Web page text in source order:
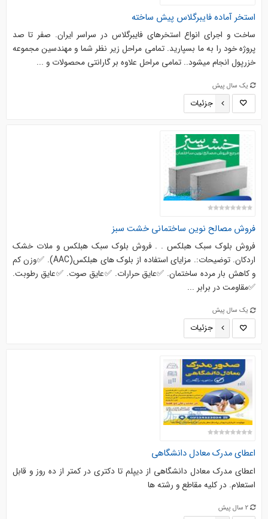
استخر آماده فایبرگلاس پیش ساخته
ساخت و اجرای انواع استخرهای فایبرگلاس در سراسر ایران. صفر تا صد
پروژه خود را به ما بسپارید. تمامی مراحل زیر نظر شما و مهندسین مجموعه
خزرپول انجام میشود.. تمامی مراحل علاوه بر گارانتی محصولات و ...
یک سال پیش
جزئیات
فروش مصالح نوین ساختمانی خشت سبز
فروش بلوک سبک هبلکس . . فروش بلوک سبک هبلکس و ملات خشک
اردکان. توضیحات:. مزایای استفاده از بلوک های هبلکس(AAC). ✅وزن کم
و کاهش بار مرده ساختمان. ✅عایق حرارات. ✅عایق صوت. ✅عایق رطوبت.
✅مقاومت در برابر ...
یک سال پیش
جزئیات
اعطای مدرک معادل دانشگاهی
اعطای مدرک معادل دانشگاهی از دیپلم تا دکتری در کمتر از ده روز و قابل
استعلام. در کلیه مقاطع و رشته ها
2 سال پیش